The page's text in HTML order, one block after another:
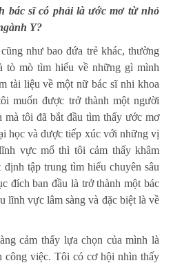
bác sĩ có phải là ước mơ từ nhỏ
Y?
như bao đứa trẻ khác, thường
tò mò tìm hiểu về những gì mình
tài liệu về một nữ bác sĩ nhi khoa
muốn được trở thành một người
mà tôi đã bắt đầu tìm thấy ước mơ
học và được tiếp xúc với những vị
vực mổ thì tôi cảm thấy khâm
tập trung tìm hiểu chuyên sâu
đích ban đầu là trở thành một bác
lĩnh vực lâm sàng và đặc biệt là về
cảm thấy lựa chọn của mình là
công việc. Tôi có cơ hội nhìn thấy